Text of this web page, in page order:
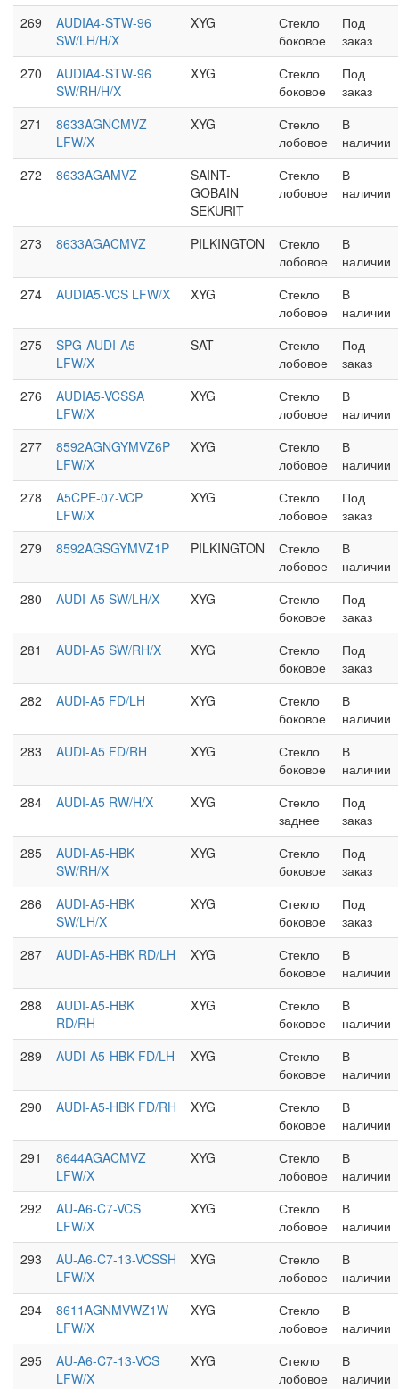
269
AUDIA4-STW-96
SW/LH/H/X
XYG
Стекло
боковое
Под
заказ
270
AUDIA4-STW-96
SW/RH/H/X
XYG
Стекло
боковое
Под
заказ
271
8633AGNCMVZ
LFW/X
XYG
Стекло
лобовое
В
наличии
272
8633AGAMVZ
SAINT-
GOBAIN
SEKURIT
Стекло
лобовое
В
наличии
273 8633AGACMVZ PILKINGTON
Стекло
лобовое
В
наличии
274
AUDIA5-VCS LFW/X XYG
Стекло
лобовое
В
наличии
275
SPG-AUDI-A5
LFW/X
SAT
Стекло
лобовое
Под
заказ
276
AUDIA5-VCSSA
LFW/X
XYG
Стекло
лобовое
В
наличии
277
8592AGNGYMVZ6P
LFW/X
XYG
Стекло
лобовое
В
наличии
278
A5CPE-07-VCP
LFW/X
XYG
Стекло
лобовое
Под
заказ
279
8592AGSGYMVZ1P PILKINGTON
Стекло
лобовое
В
наличии
280
AUDI-A5 SW/LH/X XYG
Стекло
боковое
Под
заказ
281
AUDI-A5 SW/RH/X XYG
Стекло
боковое
Под
заказ
282
AUDI-A5 FD/LH XYG
Стекло
боковое
В
наличии
283
AUDI-A5 FD/RH XYG
Стекло
боковое
В
наличии
284
AUDI-A5 RW/H/X XYG
Стекло
заднее
Под
заказ
285
AUDI-A5-HBK
SW/RH/X
XYG
Стекло
боковое
Под
заказ
286
AUDI-A5-HBK
SW/LH/X
XYG
Стекло
боковое
Под
заказ
287
AUDI-A5-HBK RD/LH XYG
Стекло
боковое
В
наличии
288
AUDI-A5-HBK
RD/RH
XYG
Стекло
боковое
В
наличии
289
AUDI-A5-HBK FD/LH XYG
Стекло
боковое
В
наличии
290
AUDI-A5-HBK FD/RH XYG
Стекло
боковое
В
наличии
291
8644AGACMVZ
LFW/X
XYG
Стекло
лобовое
В
наличии
292
AU-A6-C7-VCS
LFW/X
XYG
Стекло
лобовое
В
наличии
293
AU-A6-C7-13-VCSSH
LFW/X
XYG
Стекло
лобовое
В
наличии
294
8611AGNMVWZ1W
LFW/X
XYG
Стекло
лобовое
В
наличии
295
AU-A6-C7-13-VCS
LFW/X
XYG
Стекло
лобовое
В
наличии